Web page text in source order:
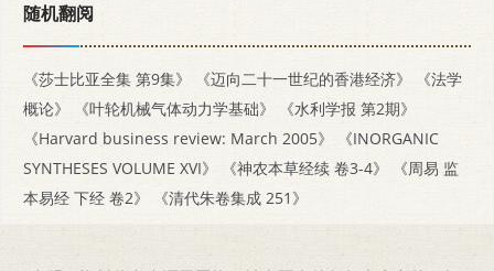
随机翻阅
《莎士比亚全集 第9集》 《迈向二十一世纪的香港经济》
《法学
概论》
《叶轮机械气体动力学基础》
《水利学报 第2期》
《Harvard business review: March 2005》
《INORGANIC
SYNTHESES VOLUME XVI》
《神农本草经续 卷3-4》
《周易 监
本易经 下经 卷2》
《清代朱卷集成 251》